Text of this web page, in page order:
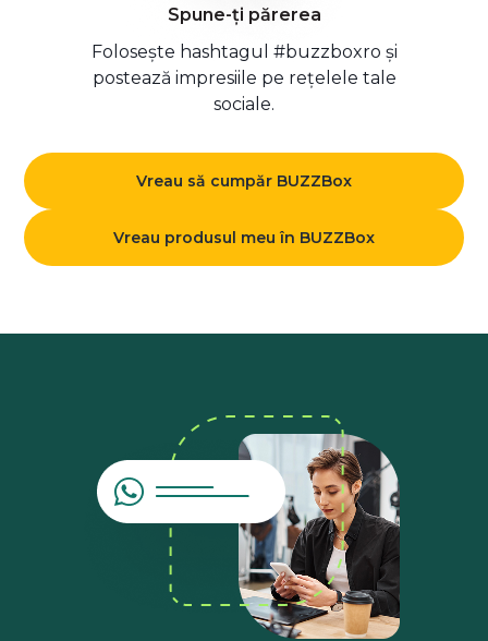
Spune-ți părerea
Folosește hashtagul #buzzboxro și
postează impresiile pe rețelele tale
sociale.
Vreau să cumpăr BUZZBox
Vreau produsul meu în BUZZBox